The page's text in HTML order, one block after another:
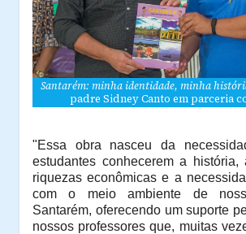
Santarém: minha identidade, minha
padre Sidney Canto em parceria
"Essa obra nasceu da
estudantes conhecerem a história,
riquezas econômicas e a
com o meio ambiente de
Santarém, oferecendo um suporte
nossos professores que, muitas